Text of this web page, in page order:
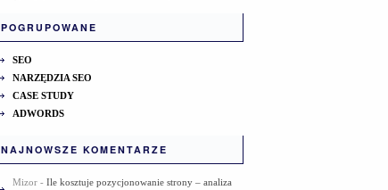
POGRUPOWANE
SEO
NARZĘDZIA SEO
CASE STUDY
ADWORDS
NAJNOWSZE KOMENTARZE
Mizor- Ile kosztuje pozycjonowanie strony – analiza